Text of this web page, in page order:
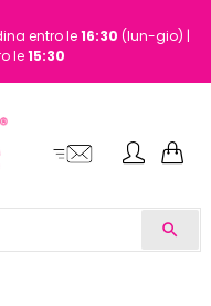
entro le16:30 (lun-gio) |
le15:30
search